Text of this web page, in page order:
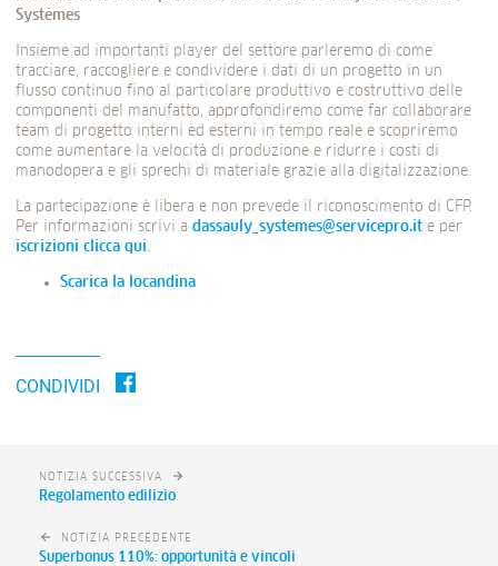
Systèmes
Insieme ad importanti player del settore parleremo di come
tracciare, raccogliere e condividere i dati di un progetto in un
flusso continuo fino al particolare produttivo e costruttivo delle
componenti del manufatto, approfondiremo come far collaborare
team di progetto interni ed esterni in tempo reale e scopriremo
come aumentare la velocità di produzione e ridurre i costi di
manodopera e gli sprechi di materiale grazie alla digitalizzazione.
La partecipazione è libera e non prevede il riconoscimento di CFP.
Per informazioni scrivi a dassauly_systemes@servicepro.it e per
iscrizioni clicca qui.
Scarica la locandina
CONDIVIDI
NOTIZIA SUCCESSIVA
Regolamento edilizio
NOTIZIA PRECEDENTE
Superbonus 110%: opportunità e vincoli